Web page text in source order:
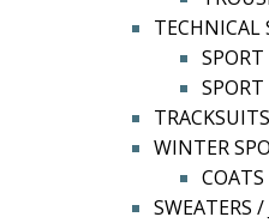
TECHNICAL
TRACKSUITS
WINTER
COATS
SWEATERS /